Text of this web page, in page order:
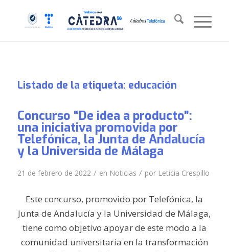
Listado de la etiqueta: educación
Concurso “De idea a producto”:
una iniciativa promovida por
Telefónica, la Junta de Andalucía
y la Universida de Málaga
21 de febrero de 2022 / en Noticias / por Leticia Crespillo
Este concurso, promovido por Telefónica, la
Junta de Andalucía y la Universidad de Málaga,
tiene como objetivo apoyar de este modo a la
comunidad universitaria en la transformación